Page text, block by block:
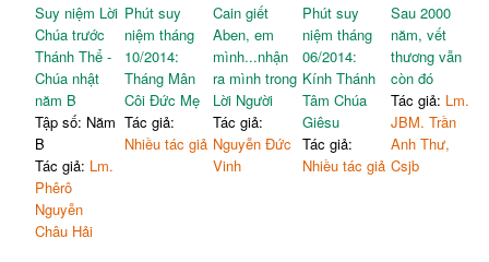
Suy niệm Lời
Chúa trước
Thánh Thể -
Chúa nhật
năm B
Tập số: Năm
B
Tác giả: Lm.
Phêrô
Nguyễn
Châu Hải
Phút suy
niệm tháng
10/2014:
Tháng Mân
Côi Đức Mẹ
Tác giả:
Nhiều tác giả
Cain giết
Aben, em
mình...nhận
ra mình trong
Lời Người
Tác giả:
Nguyễn Đức
Vinh
Phút suy
niệm tháng
06/2014:
Kính Thánh
Tâm Chúa
Giêsu
Tác giả:
Nhiều tác giả
Sau 2000
năm, vết
thương vẫn
còn đó
Tác giả: Lm.
JBM. Trần
Anh Thư,
Csjb